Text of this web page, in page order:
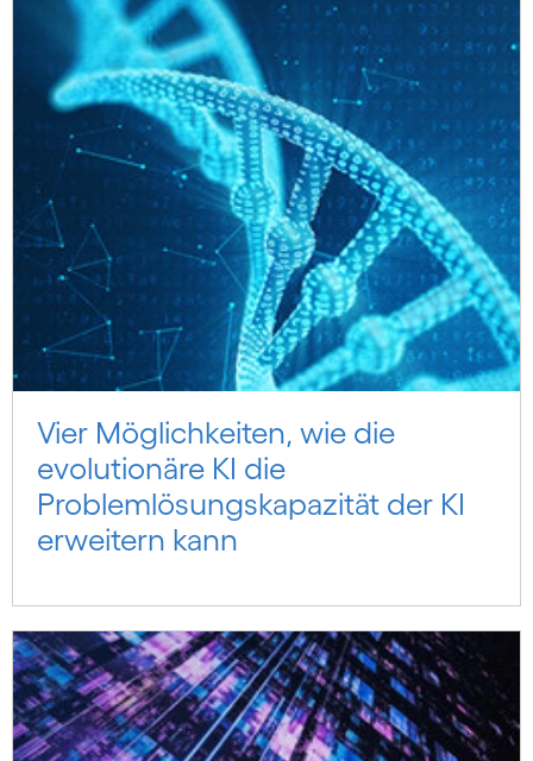
Vier Möglichkeiten, wie die
evolutionäre KI die
Problemlösungskapazität der KI
erweitern kann